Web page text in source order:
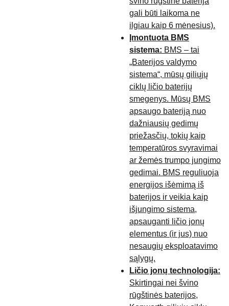
gali būti laikoma ne
ilgiau kaip 6 mėnesius).
Įmontuota BMS
sistema: BMS – tai
„Baterijos valdymo
sistema“, mūsų giliųjų
ciklų ličio baterijų
smegenys. Mūsų BMS
apsaugo bateriją nuo
dažniausių gedimų
priežasčių, tokių kaip
temperatūros svyravimai
ar žemės trumpo jungimo
gedimai. BMS reguliuoja
energijos išėmimą iš
baterijos ir veikia kaip
išjungimo sistema,
apsauganti ličio jonų
elementus (ir jus) nuo
nesaugių eksploatavimo
sąlygų.
Ličio jonų technologija:
Skirtingai nei švino
rūgštinės baterijos,